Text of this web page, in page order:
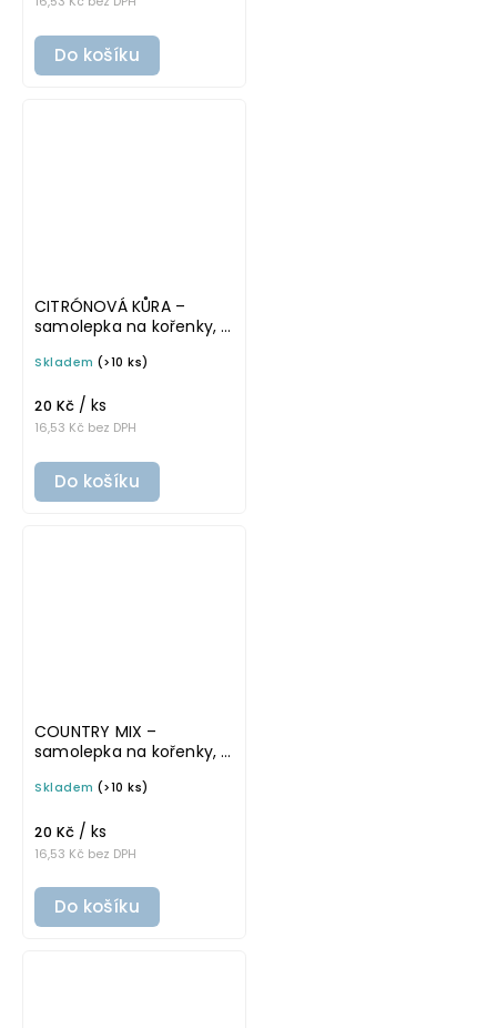
Do košíku
CITRÓNOVÁ KŮRA –
samolepka na kořenky, 5
Skladem (>10 ks)
16,53 Kč bez DPH
20 Kč / ks
Do košíku
COUNTRY MIX –
samolepka na kořenky, 5
Skladem (>10 ks)
16,53 Kč bez DPH
20 Kč / ks
Do košíku